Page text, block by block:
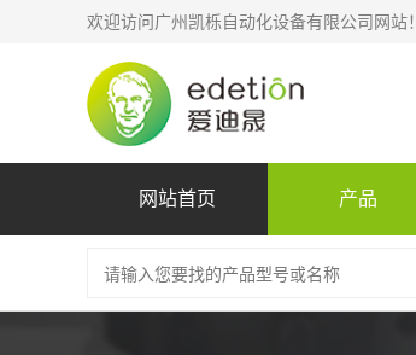
欢迎访问广州凯栎自动化设备有限公司网站！
网站首页 产品